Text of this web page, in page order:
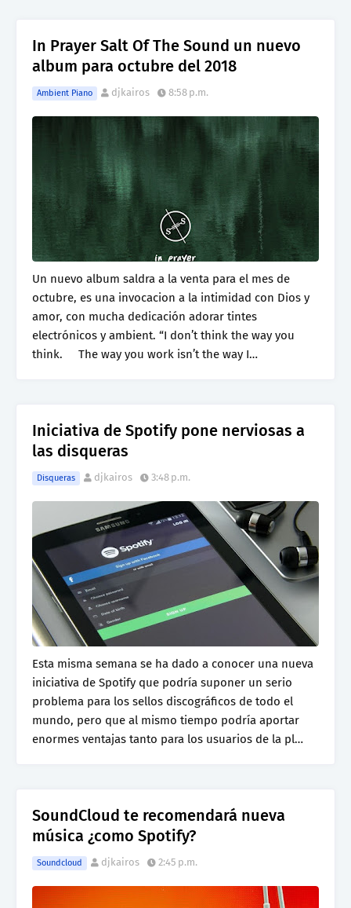
In Prayer Salt Of The Sound un nuevo
album para octubre del 2018
Ambient Piano djkairos 8:58 p.m.
Un nuevo album saldra a la venta para el mes de
octubre, es una invocacion a la intimidad con Dios y
amor, con mucha dedicación adorar tintes
electrónicos y ambient. “I don’t think the way you
think. The way you work isn’t the way I…
Iniciativa de Spotify pone nerviosas a
las disqueras
Disqueras djkairos 3:48 p.m.
Esta misma semana se ha dado a conocer una nueva
iniciativa de Spotify que podría suponer un serio
problema para los sellos discográficos de todo el
mundo, pero que al mismo tiempo podría aportar
enormes ventajas tanto para los usuarios de la pl…
SoundCloud te recomendará nueva
música ¿como Spotify?
Soundcloud djkairos 2:45 p.m.